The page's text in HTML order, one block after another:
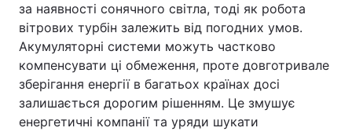
за наявності сонячного світла, тоді як робота
вітрових турбін залежить від погодних умов.
Акумуляторні системи можуть частково
компенсувати ці обмеження, проте довготривале
зберігання енергії в багатьох країнах досі
залишається дорогим рішенням. Це змушує
енергетичні компанії та уряди шукати